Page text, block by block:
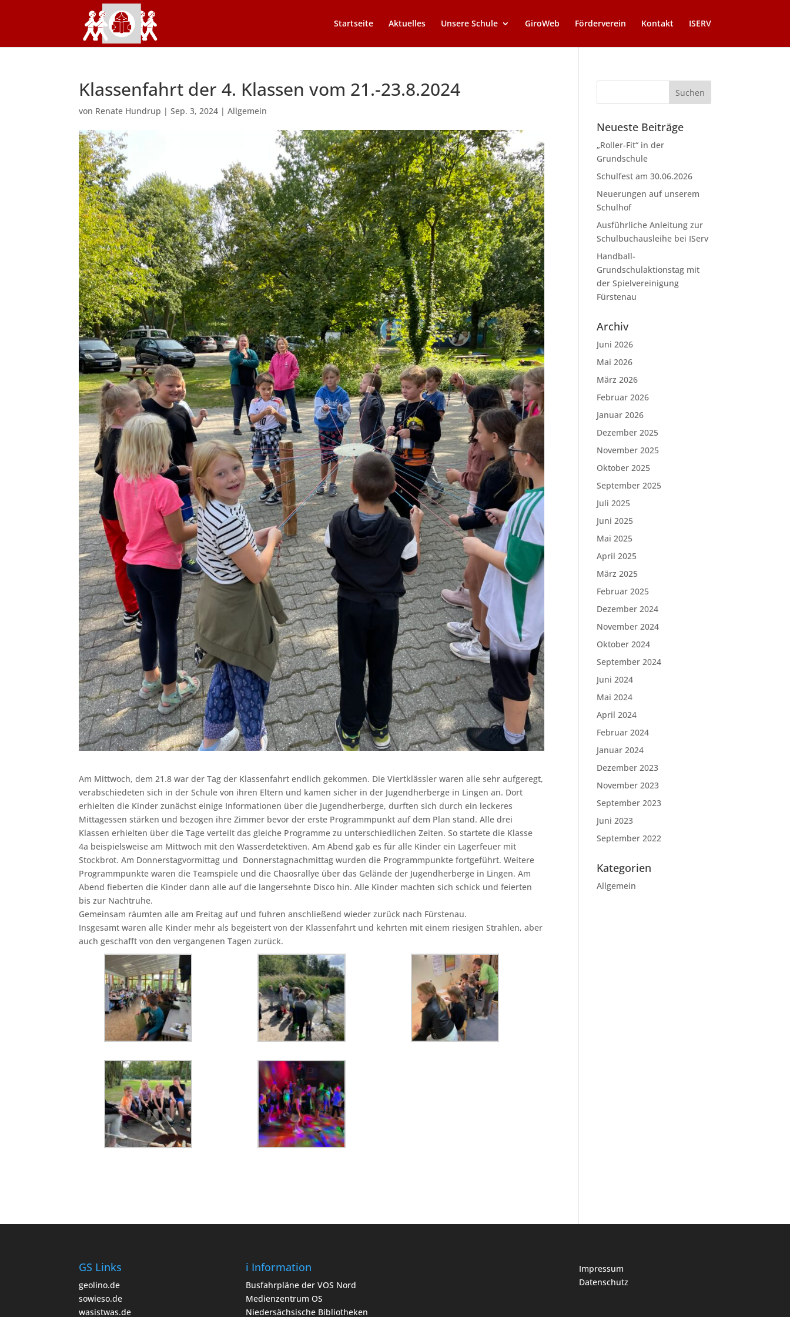
Startseite Aktuelles Unsere Schule GiroWeb Förderverein Kontakt ISERV
Klassenfahrt der 4. Klassen vom 21.-23.8.2024
von Renate Hundrup |Sep. 3, 2024 |Allgemein
Am Mittwoch, dem 21.8 war der Tag der Klassenfahrt endlich gekommen. Die Viertklässler waren alle sehr aufgeregt,
verabschiedeten sich in der Schule von ihren Eltern und kamen sicher in der Jugendherberge in Lingen an. Dort
erhielten die Kinder zunächst einige Informationen über die Jugendherberge, durften sich durch ein leckeres
Mittagessen stärken und bezogen ihre Zimmer bevor der erste Programmpunkt auf dem Plan stand. Alle drei
Klassen erhielten über die Tage verteilt das gleiche Programme zu unterschiedlichen Zeiten. So startete die Klasse
4a beispielsweise am Mittwoch mit den Wasserdetektiven. Am Abend gab es für alle Kinder ein Lagerfeuer mit
Stockbrot. Am Donnerstagvormittag und Donnerstagnachmittag wurden die Programmpunkte fortgeführt. Weitere
Programmpunkte waren die Teamspiele und die Chaosrallye über das Gelände der Jugendherberge in Lingen. Am
Abend fieberten die Kinder dann alle auf die langersehnte Disco hin. Alle Kinder machten sich schick und feierten
bis zur Nachtruhe.
Gemeinsam räumten alle am Freitag auf und fuhren anschließend wieder zurück nach Fürstenau.
Insgesamt waren alle Kinder mehr als begeistert von der Klassenfahrt und kehrten mit einem riesigen Strahlen, aber
auch geschafft von den vergangenen Tagen zurück.
Neueste Beiträge
„Roller-Fit“ in der
Grundschule
Schulfest am 30.06.2026
Neuerungen auf unserem
Schulhof
Ausführliche Anleitung zur
Schulbuchausleihe bei IServ
Handball-
Grundschulaktionstag mit
der Spielvereinigung
Fürstenau
Archiv
Juni 2026
Mai 2026
März 2026
Februar 2026
Januar 2026
Dezember 2025
November 2025
Oktober 2025
September 2025
Juli 2025
Juni 2025
Mai 2025
April 2025
März 2025
Februar 2025
Dezember 2024
November 2024
Oktober 2024
September 2024
Juni 2024
Mai 2024
April 2024
Februar 2024
Januar 2024
Dezember 2023
November 2023
September 2023
Juni 2023
September 2022
Kategorien
Allgemein
GS Links
geolino.de
sowieso.de
wasistwas.de
i Information
Busfahrpläne der VOS Nord
Medienzentrum OS
Niedersächsische Bibliotheken
Impressum
Datenschutz